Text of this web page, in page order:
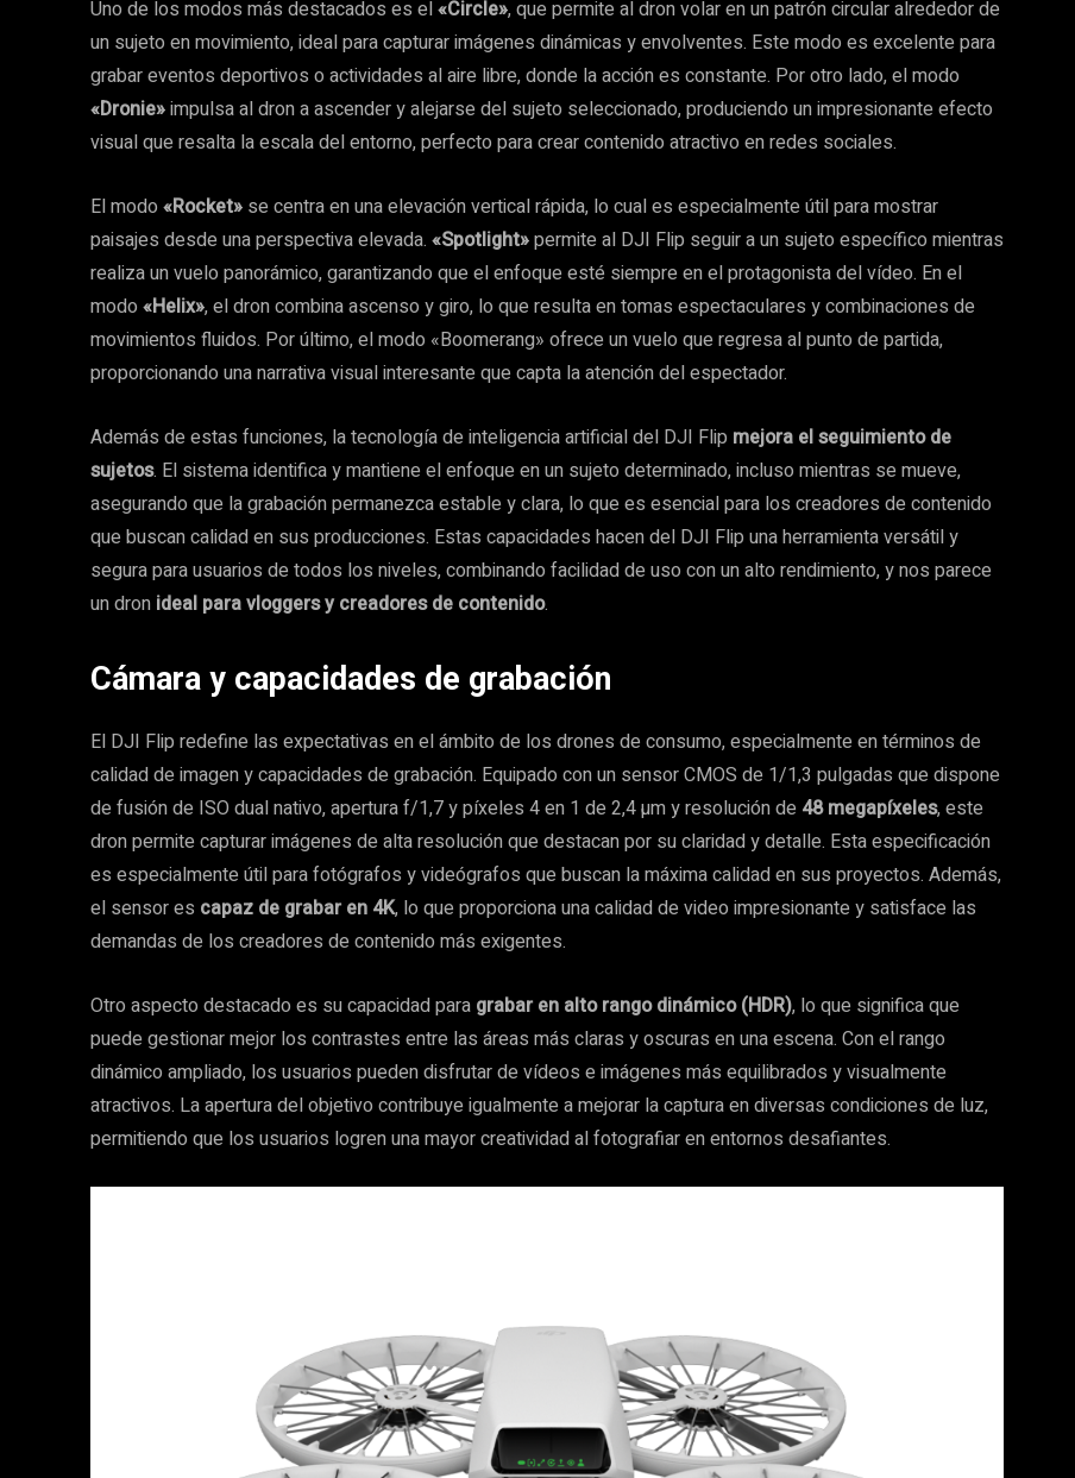
Uno de los modos más destacados es el«Circle», que permite al dron volar en un patrón circular alrededor de
un sujeto en movimiento, ideal para capturar imágenes dinámicas y envolventes. Este modo es excelente para
grabar eventos deportivos o actividades al aire libre, donde la acción es constante. Por otro lado, el modo
«Dronie»impulsa al dron a ascender y alejarse del sujeto seleccionado, produciendo un impresionante efecto
visual que resalta la escala del entorno, perfecto para crear contenido atractivo en redes sociales.
El modo «Rocket» se centra en una elevación vertical rápida, lo cual es especialmente útil para mostrar
paisajes desde una perspectiva elevada. «Spotlight»permite al DJI Flip seguir a un sujeto específico mientras
realiza un vuelo panorámico, garantizando que el enfoque esté siempre en el protagonista del vídeo. En el
modo «Helix», el dron combina ascenso y giro, lo que resulta en tomas espectaculares y combinaciones de
movimientos fluidos. Por último, el modo «Boomerang» ofrece un vuelo que regresa al punto de partida,
proporcionando una narrativa visual interesante que capta la atención del espectador.
Además de estas funciones, la tecnología de inteligencia artificial del DJI Flip mejora el seguimiento de
sujetos. El sistema identifica y mantiene el enfoque en un sujeto determinado, incluso mientras se mueve,
asegurando que la grabación permanezca estable y clara, lo que es esencial para los creadores de contenido
que buscan calidad en sus producciones. Estas capacidades hacen del DJI Flip una herramienta versátil y
segura para usuarios de todos los niveles, combinando facilidad de uso con un alto rendimiento, y nos parece
un dron ideal para vloggers y creadores de contenido.
Cámara y capacidades de grabación
El DJI Flip redefine las expectativas en el ámbito de los drones de consumo, especialmente en términos de
calidad de imagen y capacidades de grabación. Equipado con un sensor CMOS de 1/1,3 pulgadas que dispone
de fusión de ISO dual nativo, apertura f/1,7 y píxeles 4 en 1 de 2,4 µm y resolución de 48 megapíxeles, este
dron permite capturar imágenes de alta resolución que destacan por su claridad y detalle. Esta especificación
es especialmente útil para fotógrafos y videógrafos que buscan la máxima calidad en sus proyectos. Además,
el sensor es capaz de grabar en 4K, lo que proporciona una calidad de video impresionante y satisface las
demandas de los creadores de contenido más exigentes.
Otro aspecto destacado es su capacidad para grabar en alto rango dinámico (HDR), lo que significa que
puede gestionar mejor los contrastes entre las áreas más claras y oscuras en una escena. Con el rango
dinámico ampliado, los usuarios pueden disfrutar de vídeos e imágenes más equilibrados y visualmente
atractivos. La apertura del objetivo contribuye igualmente a mejorar la captura en diversas condiciones de luz,
permitiendo que los usuarios logren una mayor creatividad al fotografiar en entornos desafiantes.